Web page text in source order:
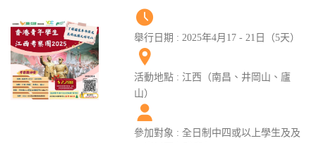
舉行日期 : 2025年4月17 - 21日（5天）
活動地點 : 江西（南昌、井岡山、廬
山）
參加對象 : 全日制中四或以上學生及及